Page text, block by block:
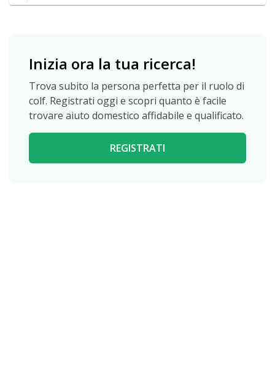
Inizia ora la tua ricerca!
Trova subito la persona perfetta per il ruolo di
colf. Registrati oggi e scopri quanto è facile
trovare aiuto domestico affidabile e qualificato.
REGISTRATI